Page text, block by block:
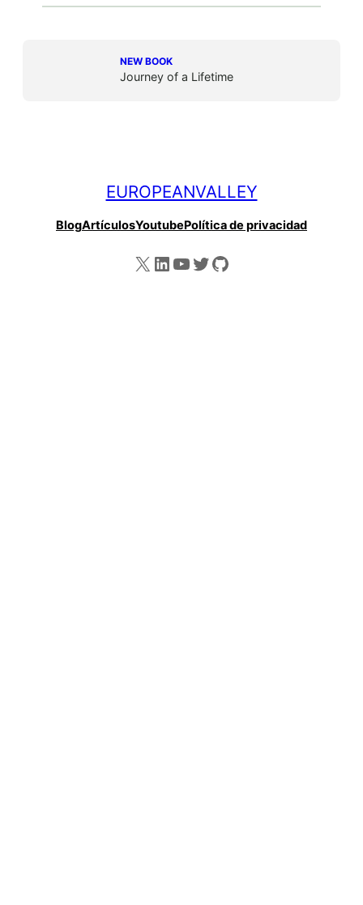
NEW BOOK
Journey of a Lifetime
EUROPEANVALLEY
BlogArtículosYoutubePolítica de privacidad
X LinkedIn YouTube Twitter GitHub